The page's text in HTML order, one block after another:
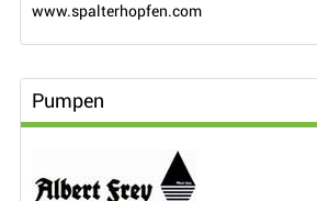
www.spalterhopfen.com
Pumpen